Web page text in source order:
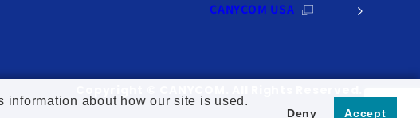
CANYCOM USA
information about how our site is used.
Deny Accept